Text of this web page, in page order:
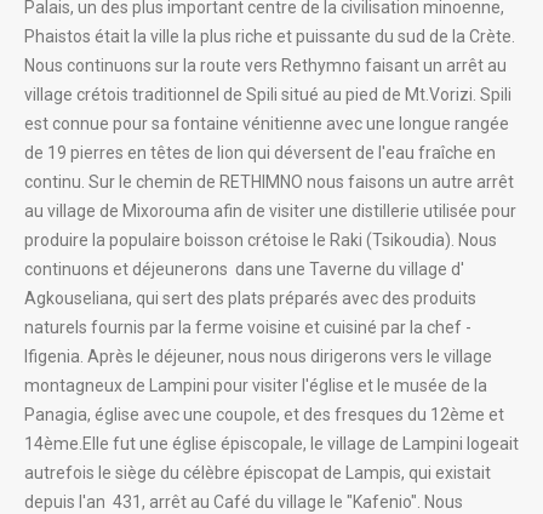
Palais, un des plus important centre de la civilisation minoenne,
Phaistos était la ville la plus riche et puissante du sud de la Crète.
Nous continuons sur la route vers Rethymno faisant un arrêt au
village crétois traditionnel de Spili situé au pied de Mt.Vorizi. Spili
est connue pour sa fontaine vénitienne avec une longue rangée
de 19 pierres en têtes de lion qui déversent de l'eau fraîche en
continu. Sur le chemin de RETHIMNO nous faisons un autre arrêt
au village de Mixorouma afin de visiter une distillerie utilisée pour
produire la populaire boisson crétoise le Raki (Tsikoudia). Nous
continuons et déjeunerons dans une Taverne du village d'
Agkouseliana, qui sert des plats préparés avec des produits
naturels fournis par la ferme voisine et cuisiné par la chef -
Ifigenia. Après le déjeuner, nous nous dirigerons vers le village
montagneux de Lampini pour visiter l'église et le musée de la
Panagia, église avec une coupole, et des fresques du 12ème et
14ème.Elle fut une église épiscopale, le village de Lampini logeait
autrefois le siège du célèbre épiscopat de Lampis, qui existait
depuis l'an 431, arrêt au Café du village le "Kafenio". Nous